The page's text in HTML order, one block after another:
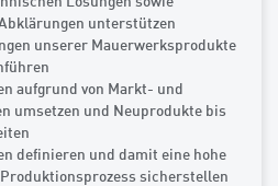
unterstützen
unserer Mauerwerksprodukte
aufgrund von Markt- und
umsetzen und Neuprodukte bis
definieren und damit eine hohe
sicherstellen